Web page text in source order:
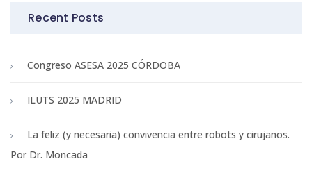
Recent Posts
Congreso ASESA 2025 CÓRDOBA
ILUTS 2025 MADRID
La feliz (y necesaria) convivencia entre robots y cirujanos.
Por Dr. Moncada